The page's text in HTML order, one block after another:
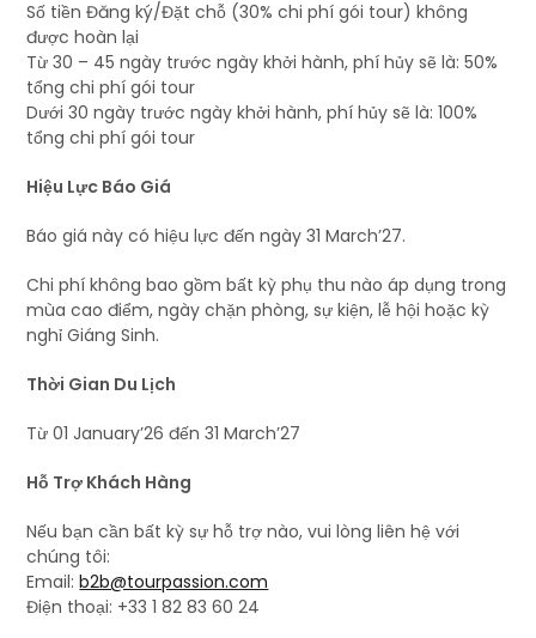
Số tiền Đăng ký/Đặt chỗ (30% chi phí gói tour) không
được hoàn lại
Từ 30 – 45 ngày trước ngày khởi hành, phí hủy sẽ là: 50%
tổng chi phí gói tour
Dưới 30 ngày trước ngày khởi hành, phí hủy sẽ là: 100%
tổng chi phí gói tour
Hiệu Lực Báo Giá
Báo giá này có hiệu lực đến ngày 31 March’27.
Chi phí không bao gồm bất kỳ phụ thu nào áp dụng trong
mùa cao điểm, ngày chặn phòng, sự kiện, lễ hội hoặc kỳ
nghỉ Giáng Sinh.
Thời Gian Du Lịch
Từ 01 January’26 đến 31 March’27
Hỗ Trợ Khách Hàng
Nếu bạn cần bất kỳ sự hỗ trợ nào, vui lòng liên hệ với
chúng tôi:
Email:b2b@tourpassion.com
Điện thoại: +33 1 82 83 60 24